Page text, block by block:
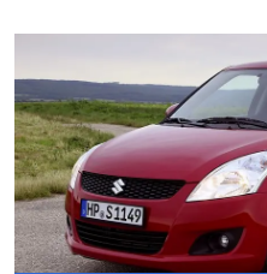
בעוד רכבים מזהמים שגם כך
מהטבת המיסוי מחירם אינו צפוי